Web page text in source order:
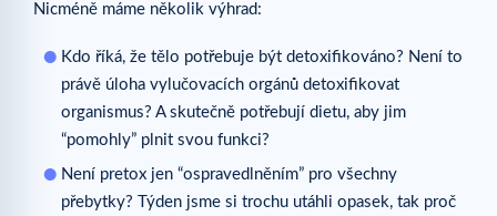
Nicméně máme několik výhrad:
Kdo říká, že tělo potřebuje být detoxifikováno? Není to
právě úloha vylučovacích orgánů detoxifikovat
organismus? A skutečně potřebují dietu, aby jim
“pomohly” plnit svou funkci?
Není pretox jen “ospravedlněním” pro všechny
přebytky? Týden jsme si trochu utáhli opasek, tak proč